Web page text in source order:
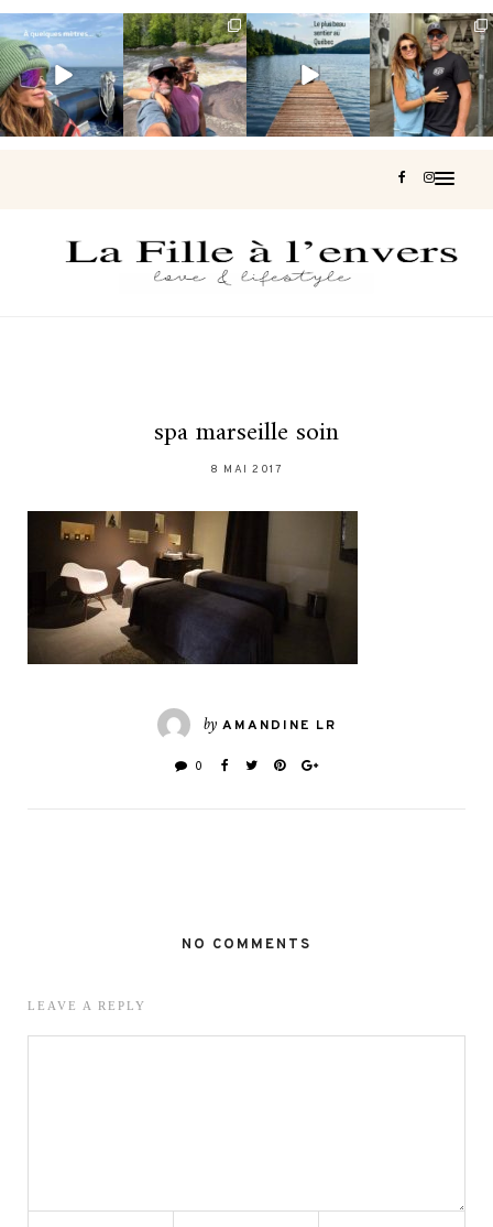
Voir une baleine
en photo, c’est
impressionnant
🐋...
Les Laurentides,
le Québec
version nature.
...
Et si je te disais
qu’il existe un
sentier où tu...
126 37
Montréal, une
très belle
surprise 🇨🇦
442
spa marseille soin
8 MAI 2017
by AMANDINE LR
0
NO COMMENTS
LEAVE A REPLY